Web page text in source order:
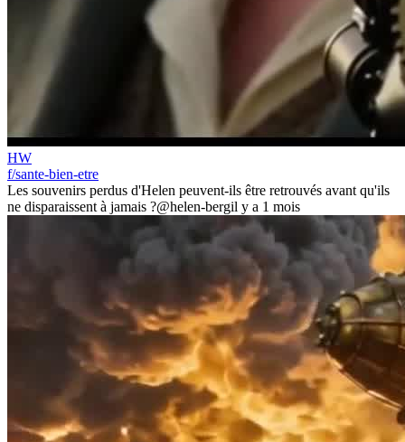
HW
f/sante-bien-etre
Les souvenirs perdus d'Helen peuvent-ils être retrouvés avant qu'ils
ne disparaissent à jamais ?@helen-bergil y a 1 mois